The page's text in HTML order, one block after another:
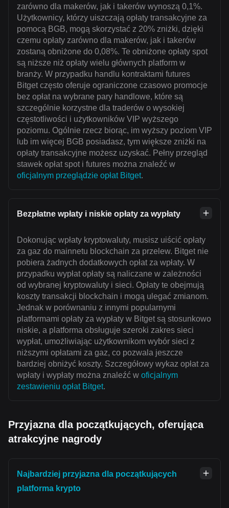
zarówno dla makerów, jak i takerów wynoszą 0,1%.
Użytkownicy, którzy uiszczają opłaty transakcyjne za
pomocą BGB, mogą skorzystać z 20% zniżki, dzięki
czemu opłaty zarówno dla makerów, jak i takerów
zostaną obniżone do 0,08%. Te obniżone opłaty spot
są niższe niż opłaty wielu głównych platform w
branży. W przypadku handlu kontraktami futures
Bitget często oferuje ograniczone czasowo promocje
bez opłat na wybrane pary handlowe, które są
szczególnie korzystne dla traderów o wysokiej
częstotliwości i użytkowników VIP wyższego
poziomu. Ogólnie rzecz biorąc, im wyższy poziom VIP
lub im więcej BGB posiadasz, tym większe zniżki na
opłaty transakcyjne możesz uzyskać. Pełny przegląd
stawek opłat spot i futures można znaleźć w
oficjalnym przeglądzie opłat Bitget.
Bezpłatne wpłaty i niskie opłaty za wypłaty
Dokonując wpłaty kryptowaluty, musisz uiścić opłaty
za gaz do mainnetu blockchain za przelew. Bitget nie
pobiera żadnych dodatkowych opłat za wpłaty. W
przypadku wypłat opłaty są naliczane w zależności
od wybranej kryptowaluty i sieci. Opłaty te obejmują
koszty transakcji blockchain i mogą ulegać zmianom.
Jednak w porównaniu z innymi popularnymi
platformami opłaty za wypłaty w Bitget są stosunkowo
niskie, a platforma obsługuje szeroki zakres sieci
wypłat, umożliwiając użytkownikom wybór sieci z
niższymi opłatami za gaz, co pozwala jeszcze
bardziej obniżyć koszty. Szczegółowy wykaz opłat za
wpłaty i wypłaty można znaleźć w oficjalnym
zestawieniu opłat Bitget.
Przyjazna dla początkujących, oferująca
atrakcyjne nagrody
Najbardziej przyjazna dla początkujących
platforma krypto